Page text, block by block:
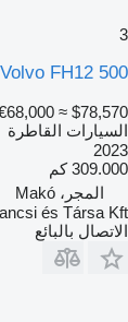
3
Volvo FH12 500
≈ $78,570
السيارات القاطرة
2023
309.000 كم
المجر، Makó
és Társa Kft.
الاتصال بالبائع